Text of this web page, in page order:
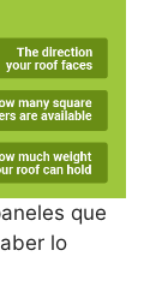
que
lo